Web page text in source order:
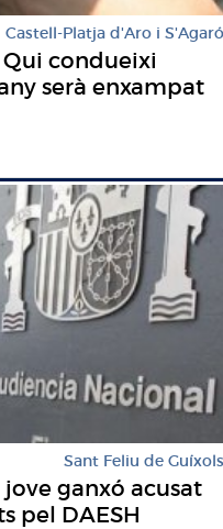
Castell-Platja d'Aro i S'Agaró
Qui condueixi
serà enxampat
Sant Feliu de Guíxols
ganxó acusat
pel DAESH